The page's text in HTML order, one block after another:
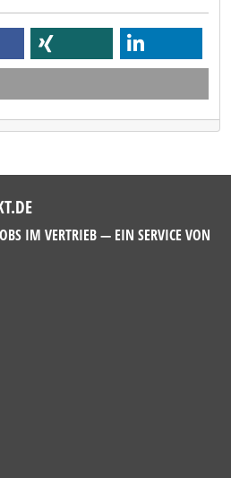
IM VERTRIEB — EIN SERVICE VON